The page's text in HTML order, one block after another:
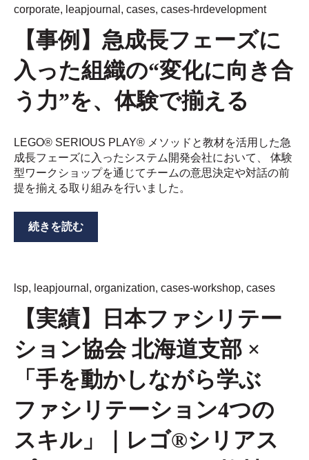
corporate, leapjournal , cases, cases-hrdevelopment
【事例】急成長フェーズに
入った組織の“変化に向き合
う力”を、体験で揃える
LEGO® SERIOUS PLAY® メソッドと教材を活用した急
成長フェーズに入ったシステム開発会社において、 体験
型ワークショップを通じてチームの意思決定や対話の前
提を揃える取り組みを行いました。
続きを読む
lsp, leapjournal , organization, cases-workshop, cases
【実績】日本ファシリテー
ション協会 北海道支部 ×
「手を動かしながら学ぶ
ファシリテーション4つの
スキル」｜レゴ®シリアス